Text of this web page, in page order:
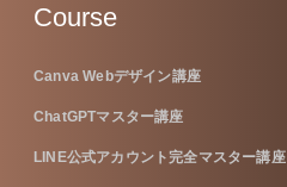
Course
Canva Webデザイン講座
ChatGPTマスター講座
LINE公式アカウント完全マスター講座